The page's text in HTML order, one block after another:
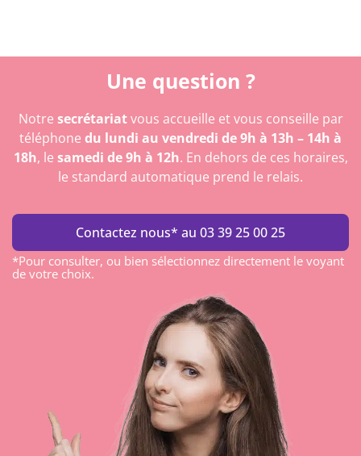
Une question ?
Notre secrétariatvous accueille et vous conseille par
téléphone du lundi au vendredi de 9h à 13h – 14h à
18h, le samedi de 9h à 12h. En dehors de ces horaires,
le standard automatique prend le relais.
Contactez nous* au 03 39 25 00 25
*Pour consulter, ou bien sélectionnez directement le voyant
de votre choix.